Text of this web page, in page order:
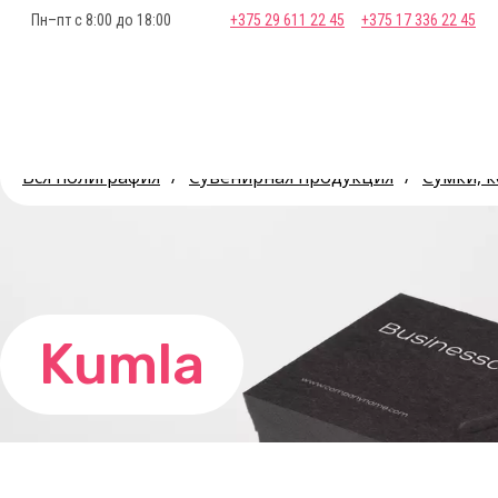
Пн–пт с 8:00 до 18:00 +375 29 611 22 45 +375 17 336 22 45
Вся полиграфия / Сувенирная продукция / Сумки,
Kumla